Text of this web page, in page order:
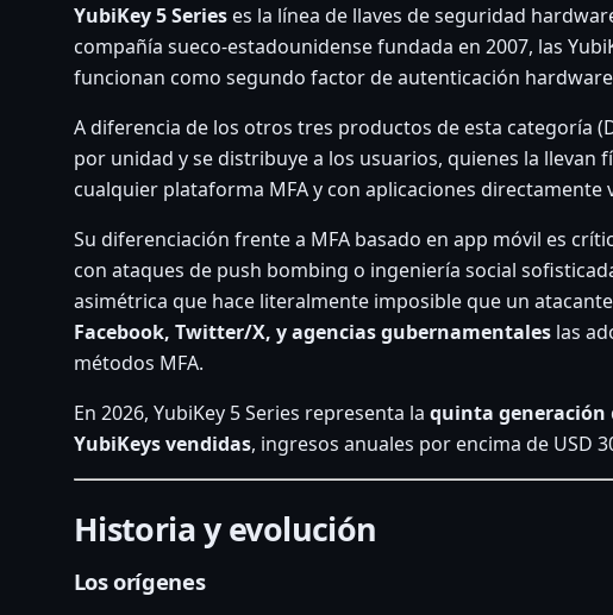
YubiKey 5 Serieses la línea de llaves de seguridad
compañía sueco-estadounidense fundada en 2007, las
funcionan como segundo factor de autenticación
A diferencia de los otros tres productos de esta categoría
por unidad y se distribuye a los usuarios, quienes la
cualquier plataforma MFA y con aplicaciones
Su diferenciación frente a MFA basado en app móvil es
con ataques de push bombing o ingeniería social
asimétrica que hace literalmente imposible que un
Facebook, Twitter/X, y agencias gubernamentaleslas
métodos MFA.
En 2026, YubiKey 5 Series representa la quinta generación
YubiKeys vendidas, ingresos anuales por encima de USD
Historia y evolución
Los orígenes